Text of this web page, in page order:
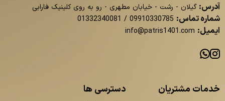
آدرس: گیلان - رشت - خیابان مطهری - رو به روی کلینیک فارابی
شماره تماس: 09910330785
/
01332340081
ایمیل: info@patris1401.com
خدمات مشتریان دسترسی ها